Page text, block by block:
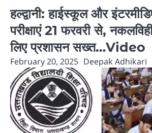
हल्द्वानी: हाईस्कूल और
परीक्षाएं 21 फरवरी से,
लिए प्रशासन सख्त…Video
February 20, 2025 Deepak Adhikari